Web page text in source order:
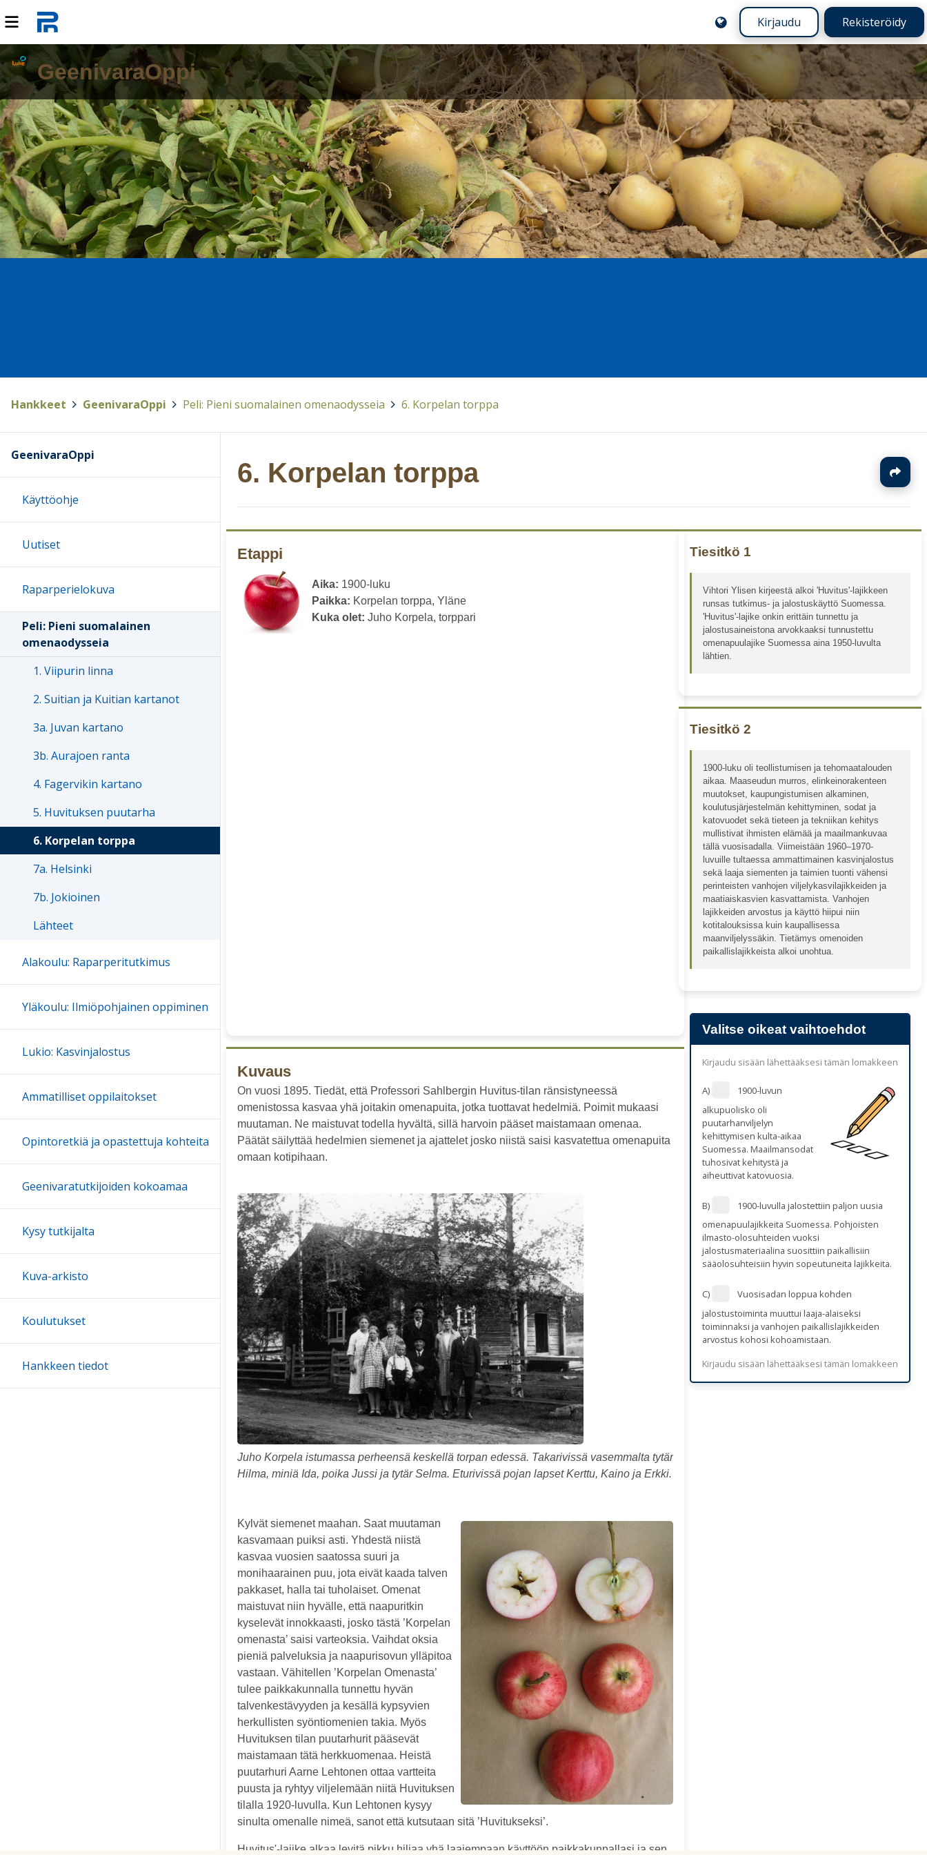
Kirjaudu Rekisteröidy
GeenivaraOppi
Hankkeet GeenivaraOppi Peli: Pieni suomalainen omenaodysseia 6. Korpelan torppa
6. Korpelan torppa
Etappi
Aika: 1900-luku
Paikka: Korpelan torppa, Yläne
Kuka olet: Juho Korpela, torppari
Kuvaus
On vuosi 1895. Tiedät, että Professori Sahlbergin Huvitus-tilan ränsistyneessä
omenistossa kasvaa yhä joitakin omenapuita, jotka tuottavat hedelmiä. Poimit mukaasi
muutaman. Ne maistuvat todella hyvältä, sillä harvoin pääset maistamaan omenaa.
Päätät säilyttää hedelmien siemenet ja ajattelet josko niistä saisi kasvatettua omenapuita
omaan kotipihaan.
Juho Korpela istumassa perheensä keskellä torpan edessä. Takarivissä vasemmalta tytär
Hilma, miniä Ida, poika Jussi ja tytär Selma. Eturivissä pojan lapset Kerttu, Kaino ja Erkki.
Kylvät siemenet maahan. Saat muutaman
kasvamaan puiksi asti. Yhdestä niistä
kasvaa vuosien saatossa suuri ja
monihaarainen puu, jota eivät kaada talven
pakkaset, halla tai tuholaiset. Omenat
maistuvat niin hyvälle, että naapuritkin
kyselevät innokkaasti, josko tästä ’Korpelan
omenasta’ saisi varteoksia. Vaihdat oksia
pieniä palveluksia ja naapurisovun ylläpitoa
vastaan. Vähitellen ’Korpelan Omenasta’
tulee paikkakunnalla tunnettu hyvän
talvenkestävyyden ja kesällä kypsyvien
herkullisten syöntiomenien takia. Myös
Huvituksen tilan puutarhurit pääsevät
maistamaan tätä herkkuomenaa. Heistä
puutarhuri Aarne Lehtonen ottaa vartteita
puusta ja ryhtyy viljelemään niitä Huvituksen
tilalla 1920-luvulla. Kun Lehtonen kysyy
sinulta omenalle nimeä, sanot että kutsutaan sitä ’Huvitukseksi’.
Huvitus'-lajike alkaa levitä pikku hiljaa yhä laajempaan käyttöön paikkakunnallasi ja sen
Tiesitkö 1
Vihtori Ylisen kirjeestä alkoi 'Huvitus'-lajikkeen
runsas tutkimus- ja jalostuskäyttö Suomessa.
'Huvitus'-lajike onkin erittäin tunnettu ja
jalostusaineistona arvokkaaksi tunnustettu
omenapuulajike Suomessa aina 1950-luvulta
lähtien.
Tiesitkö 2
1900-luku oli teollistumisen ja tehomaatalouden
aikaa. Maaseudun murros, elinkeinorakenteen
muutokset, kaupungistumisen alkaminen,
koulutusjärjestelmän kehittyminen, sodat ja
katovuodet sekä tieteen ja tekniikan kehitys
mullistivat ihmisten elämää ja maailmankuvaa
tällä vuosisadalla. Viimeistään 1960–1970-
luvuille tultaessa ammattimainen kasvinjalostus
sekä laaja siementen ja taimien tuonti vähensi
perinteisten vanhojen viljelykasvilajikkeiden ja
maatiaiskasvien kasvattamista. Vanhojen
lajikkeiden arvostus ja käyttö hiipui niin
kotitalouksissa kuin kaupallisessa
maanviljelyssäkin. Tietämys omenoiden
paikallislajikkeista alkoi unohtua.
Valitse oikeat vaihtoehdot
Kirjaudu sisään lähettääksesi tämän lomakkeen
A)
1900-luvun
alkupuolisko oli
puutarhanviljelyn
kehittymisen kulta-aikaa
Suomessa. Maailmansodat
tuhosivat kehitystä ja
aiheuttivat katovuosia.
B)
1900-luvulla jalostettiin paljon uusia
omenapuulajikkeita Suomessa. Pohjoisten
ilmasto-olosuhteiden vuoksi
jalostusmateriaalina suosittiin paikallisiin
sääolosuhteisiin hyvin sopeutuneita lajikkeita.
C)
Vuosisadan loppua kohden
jalostustoiminta muuttui laaja-alaiseksi
toiminnaksi ja vanhojen paikallislajikkeiden
arvostus kohosi kohoamistaan.
Kirjaudu sisään lähettääksesi tämän lomakkeen
GeenivaraOppi
Käyttöohje
Uutiset
Raparperielokuva
Peli: Pieni suomalainen
omenaodysseia
1. Viipurin linna
2. Suitian ja Kuitian kartanot
3a. Juvan kartano
3b. Aurajoen ranta
4. Fagervikin kartano
5. Huvituksen puutarha
6. Korpelan torppa
7a. Helsinki
7b. Jokioinen
Lähteet
Alakoulu: Raparperitutkimus
Yläkoulu: Ilmiöpohjainen oppiminen
Lukio: Kasvinjalostus
Ammatilliset oppilaitokset
Opintoretkiä ja opastettuja kohteita
Geenivaratutkijoiden kokoamaa
Kysy tutkijalta
Kuva-arkisto
Koulutukset
Hankkeen tiedot